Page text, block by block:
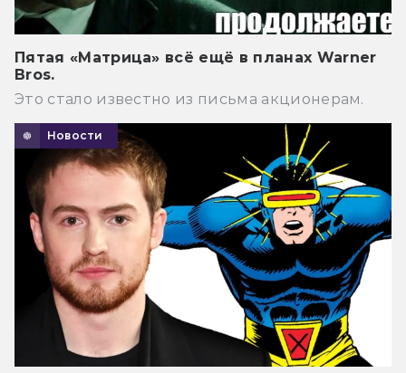
Пятая «Матрица» всё ещё в планах Warner
Bros.
Это стало известно из письма акционерам.
Новости